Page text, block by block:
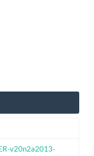
v20n2a2013-